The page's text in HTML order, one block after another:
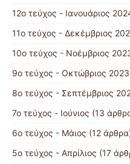
12o τεύχος - Ιανουάριος
11ο τεύχος - Δεκέμβριος
10ο τεύχος - Νοέμβριος
9ο τεύχος - Οκτώβριος 2023
8ο τεύχος - Σεπτέμβριος
7ο τεύχος - Ιούνιος (13
6ο τεύχος - Μάιος (12
5ο τεύχος - Απρίλιος (17